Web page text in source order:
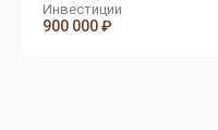
Инвестиции
900 000 ₽